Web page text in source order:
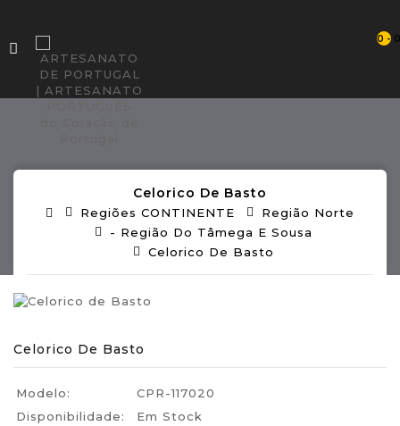
0 -
Celorico De Basto
Regiões CONTINENTE
Região Norte
- Região Do Tâmega E Sousa
Celorico De Basto
Celorico De Basto
Modelo:
CPR-117020
Disponibilidade:
Em Stock